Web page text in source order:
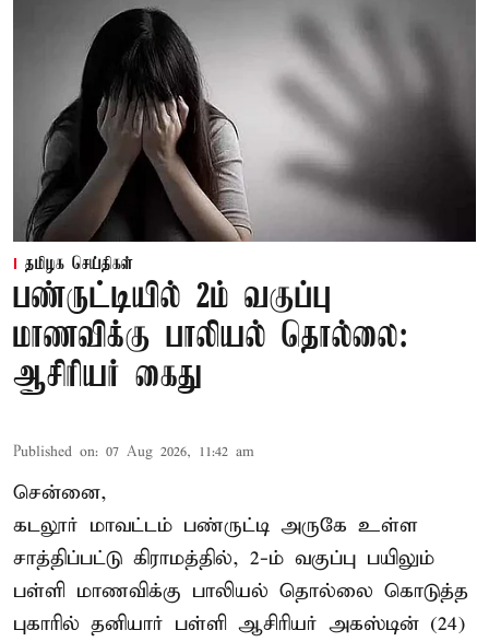
தமிழக செய்திகள்
பண்ருட்டியில் 2ம் வகுப்பு
மாணவிக்கு பாலியல் தொல்லை:
ஆசிரியர் கைது
Published on: 07 Aug 2026, 11:42 am
சென்னை,
கடலூர் மாவட்டம் பண்ருட்டி அருகே உள்ள
சாத்திப்பட்டு கிராமத்தில், 2-ம் வகுப்பு பயிலும்
பள்ளி மாணவிக்கு பாலியல் தொல்லை கொடுத்த
புகாரில் தனியார் பள்ளி ஆசிரியர் அகஸ்டின் (24)